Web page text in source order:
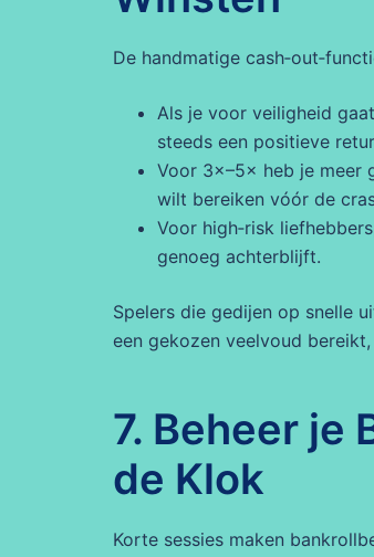
De handmatige
Als je voor veiligheid
steeds een positieve
Voor 3×–5× heb je meer
wilt bereiken vóór de
Voor high‑risk
genoeg achterblijft.
Spelers die gedijen op snelle
een gekozen veelvoud
7. Beheer je
de Klok
Korte sessies maken